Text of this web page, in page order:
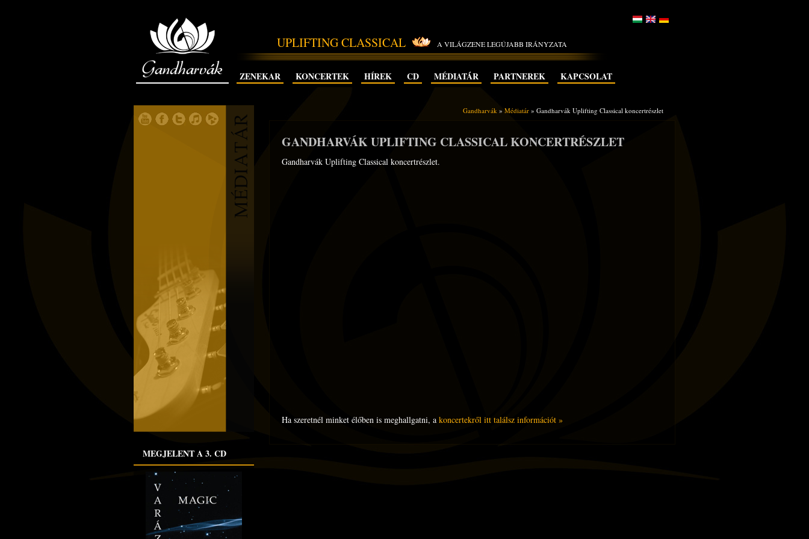
Gandharvák
UPLIFTING CLASSICAL A VILÁGZENE LEGÚJABB IRÁNYZATA
ZENEKAR KONCERTEK HÍREK CD MÉDIATÁR PARTNEREK KAPCSOLAT
MEGJELENT A 3. CD
Gandharvák » Médiatár » Gandharvák Uplifting Classical koncertrészlet
GANDHARVÁK UPLIFTING CLASSICAL KONCERTRÉSZLET
Gandharvák Uplifting Classical koncertrészlet.
Ha szeretnél minket élőben is meghallgatni, a koncertekről itt találsz információt »